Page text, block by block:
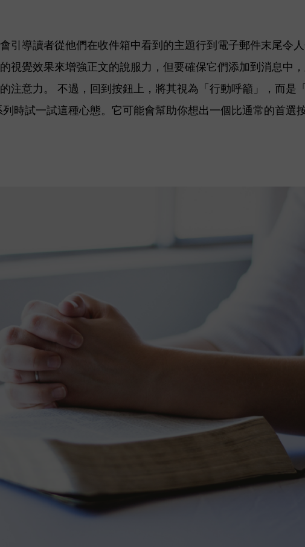
引導讀者從他們在收件箱中看到的主題行到電子郵件末尾令
視覺效果來增強正文的說服力，但要確保它們添加到消息中
注意力。 不過，回到按鈕上，將其視為「行動呼籲」，而是「
時試一試這種心態。它可能會幫助你想出一個比通常的首選